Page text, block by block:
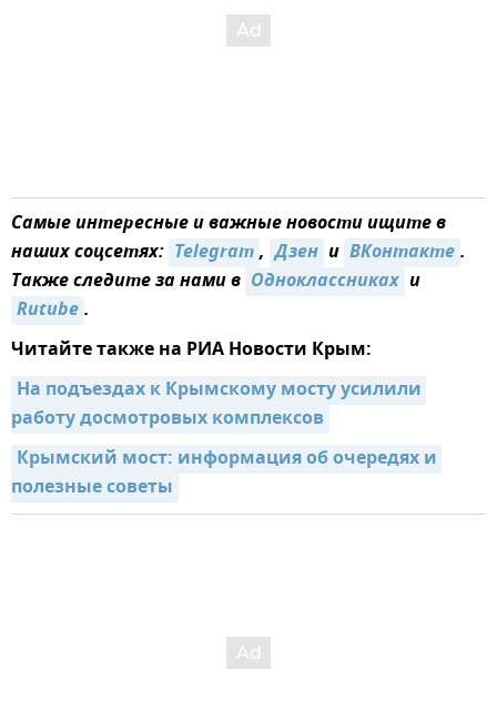
Самые интересные и важные новости ищите в
наших соцсетях: Telegram, Дзен и ВКонтакте.
Также следите за нами в Одноклассниках и
Rutube.
Читайте также на РИА Новости Крым:
На подъездах к Крымскому мосту усилили
работу досмотровых комплексов
Крымский мост: информация об очередях и
полезные советы